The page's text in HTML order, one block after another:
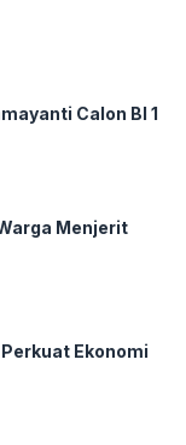
Calon BI 1
Menjerit
Ekonomi